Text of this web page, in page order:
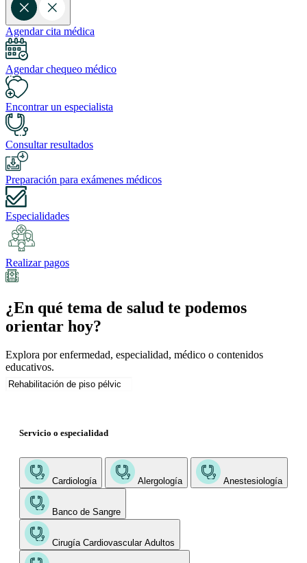
Agendar cita médica
Agendar chequeo médico
Encontrar un especialista
Consultar resultados
Preparación para exámenes médicos
Especialidades
Realizar pagos
¿En qué tema de salud te podemos
orientar hoy?
Explora por enfermedad, especialidad, médico o contenidos
educativos.
Servicio o especialidad
Cardiología Alergología Anestesiología
Banco de Sangre
Cirugía Cardiovascular Adultos